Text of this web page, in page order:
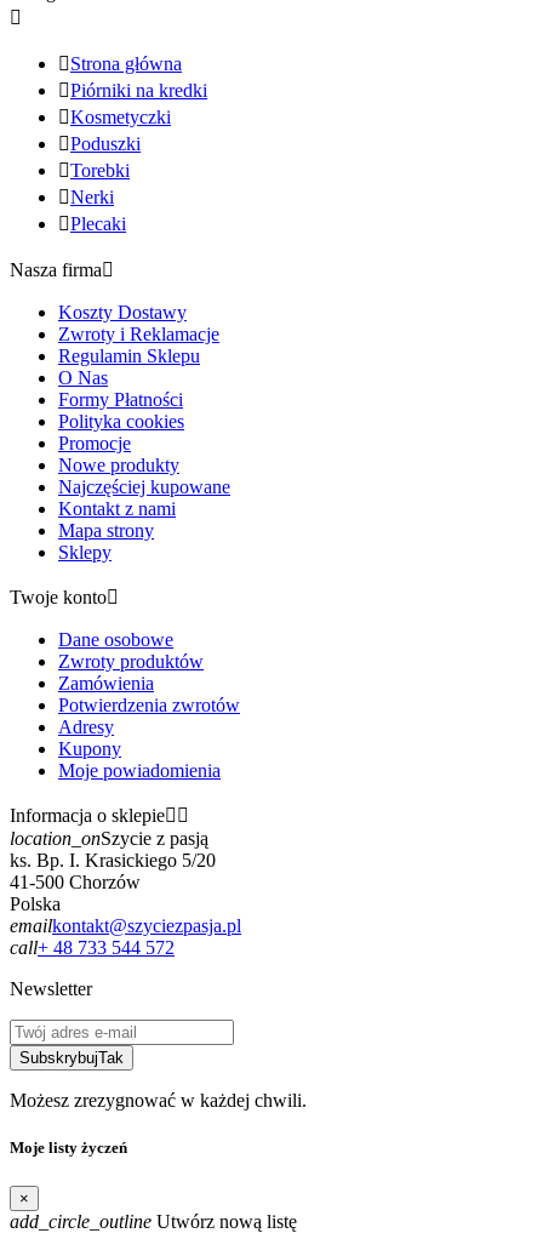

Strona główna
Piórniki na kredki
Kosmetyczki
Poduszki
Torebki
Nerki
Plecaki
Nasza firma
Koszty Dostawy
Zwroty i Reklamacje
Regulamin Sklepu
O Nas
Formy Płatności
Polityka cookies
Promocje
Nowe produkty
Najczęściej kupowane
Kontakt z nami
Mapa strony
Sklepy
Twoje konto
Dane osobowe
Zwroty produktów
Zamówienia
Potwierdzenia zwrotów
Adresy
Kupony
Moje powiadomienia
Informacja o sklepie 
location_onSzycie z pasją
ks. Bp. I. Krasickiego 5/20
41-500 Chorzów
Polska
emailkontakt@szyciezpasja.pl
call+ 48 733 544 572
Newsletter
SubskrybujTak
Możesz zrezygnować w każdej chwili.
Moje listy życzeń
×
add_circle_outline Utwórz nową listę